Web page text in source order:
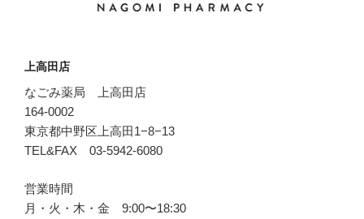
上高田店
なごみ薬局 上高田店
164-0002
東京都中野区上高田1−8−13
TEL&FAX 03-5942-6080
営業時間
月・火・木・金 9:00〜18:30